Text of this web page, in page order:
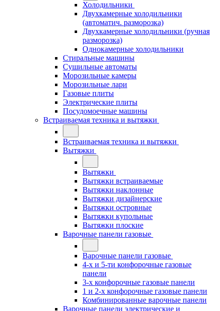
Холодильники
Двухкамерные холодильники
(автоматич. разморозка)
Двухкамерные холодильники (ручная
разморозка)
Однокамерные холодильники
Стиральные машины
Сушильные автоматы
Морозильные камеры
Морозильные лари
Газовые плиты
Электрические плиты
Посудомоечные машины
Встраиваемая техника и вытяжки
Встраиваемая техника и вытяжки
Вытяжки
Вытяжки
Вытяжки встраиваемые
Вытяжки наклонные
Вытяжки дизайнерские
Вытяжки островные
Вытяжки купольные
Вытяжки плоские
Варочные панели газовые
Варочные панели газовые
4-х и 5-ти конфорочные газовые
панели
3-х конфорочные газовые панели
1 и 2-х конфорочные газовые панели
Комбинированные варочные панели
Варочные панели электрические и